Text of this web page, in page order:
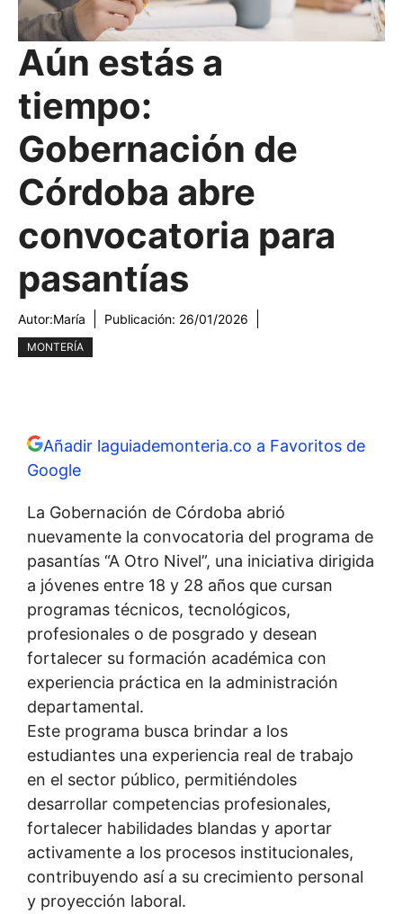
Aún estás a
tiempo:
Gobernación de
Córdoba abre
convocatoria para
pasantías
Autor:María Publicación: 26/01/2026
MONTERÍA
Añadir laguiademonteria.co a Favoritos de
Google
La Gobernación de Córdoba abrió
nuevamente la convocatoria del programa de
pasantías “A Otro Nivel”, una iniciativa dirigida
a jóvenes entre 18 y 28 años que cursan
programas técnicos, tecnológicos,
profesionales o de posgrado y desean
fortalecer su formación académica con
experiencia práctica en la administración
departamental.
Este programa busca brindar a los
estudiantes una experiencia real de trabajo
en el sector público, permitiéndoles
desarrollar competencias profesionales,
fortalecer habilidades blandas y aportar
activamente a los procesos institucionales,
contribuyendo así a su crecimiento personal
y proyección laboral.